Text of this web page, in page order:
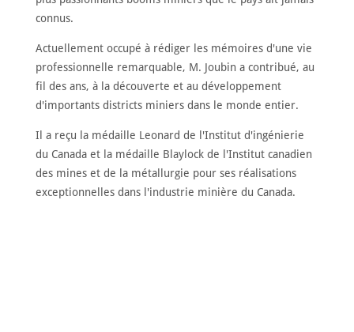
connus.
Actuellement occupé à rédiger les mémoires d'une vie
professionnelle remarquable, M. Joubin a contribué, au
fil des ans, à la découverte et au développement
d'importants districts miniers dans le monde entier.
Il a reçu la médaille Leonard de l'Institut d'ingénierie
du Canada et la médaille Blaylock de l'Institut canadien
des mines et de la métallurgie pour ses réalisations
exceptionnelles dans l'industrie minière du Canada.